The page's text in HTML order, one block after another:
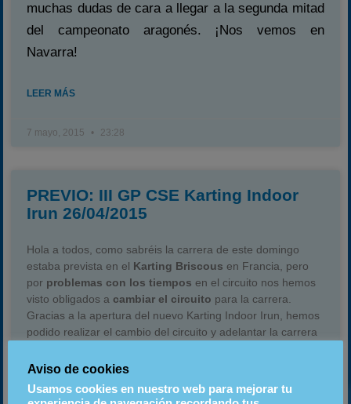
muchas dudas de cara a llegar a la segunda mitad
del campeonato aragonés. ¡Nos vemos en
Navarra!
LEER MÁS
7 mayo, 2015 23:28
PREVIO: III GP CSE Karting Indoor
Irun 26/04/2015
Hola a todos, como sabréis la carrera de este domingo
estaba prevista en el Karting Briscous en Francia, pero
por problemas con los tiempos en el circuito nos hemos
visto obligados acambiar el circuito para la carrera.
Gracias a la apertura del nuevo Karting Indoor Irun, hemos
podido realizar el cambio del circuito y adelantar la carrera
2015 se dará lugar en el:
III GP CSE 2015: Karting Indoor Irun 26/04/2015
Aviso de cookies
Usamos cookies en nuestro web para mejorar tu